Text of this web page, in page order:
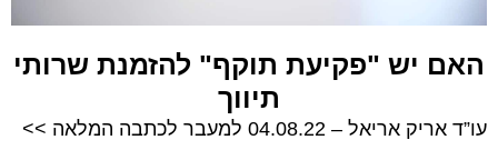
האם יש "פקיעת תוקף" להזמנת שרותי
תיווך
עו”ד אריק אריאל – 04.08.22 למעבר לכתבה המלאה >>